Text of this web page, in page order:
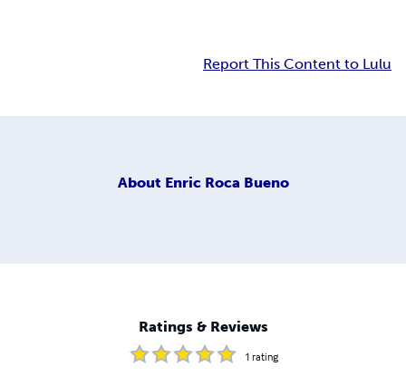
Report This Content to Lulu
About Enric Roca Bueno
Ratings & Reviews
1 rating